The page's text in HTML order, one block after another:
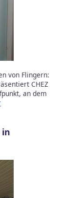
von Flingern:
CHEZ
an dem
in